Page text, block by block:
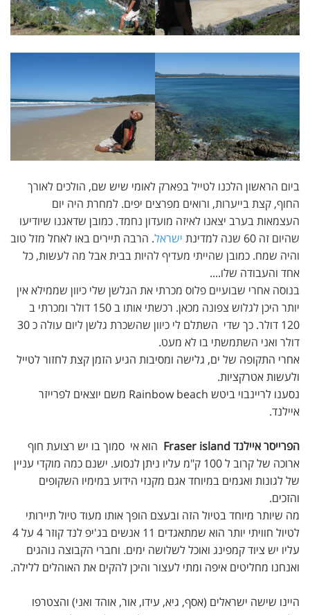
ביום הראשון הלכנו לטייל בפארק לאומי שיש שם, הולכים לאורך
החוף, קצת בייערות, ורואים מפרצים יפים. למחרת היה יום
העצמאות בערב יצאנו לאיזה מועדון נחמד. כמובן שדאגנו שיודיעו
שהיום זה 60 שנה למדינת
ישראל. הרבה תיירים באו לאחל מזל טוב
והיה שמח. כמובן שהייתי מעדיף להיות בבית אבל מה לעשות, כל
אחד והעבודה שלו....
בנוסה אחרי שבועיים פלוס מכרתי את הגלשן שלי כיוון שממילא אין
יותר היכן לגלוש צפונה מכאן. רכשתי אותו ב 150 דולר ומכרתי ב
120 דולר. כך שדי השתלם לי כיוון שהשכרת גלשן ליום עולה כ 30
דולר ואני השתמשתי בו לא מעט.
אחרי התקופה של ים, גלישה ומסיבות הגיע הזמן קצת לחזור לטייל
ולעשות אטרקציות.
נסענו לריינבוי ביטש Rainbow beach משם יוצאים לפרייזר
איילנד.
הפרייסר איילנד Fraser island
הוא אי סמוך בו יש רצועת חוף
ארוכה של קרוב ל 100 ק"מ עליו ניתן לנסוע. ישנם כמה מוקדי עניין
של לגונות ואגמים במיוחד אגם מקנזי הידוע במימיו השקופים
והזכים.
מה שיותר מיוחד בטיול הזה ובעצם הופך אותו מעוד טיול תיירותי
לטיול חוויתי יותר הוא שמתאגדים 11 אנשים בג'יפ לנד קוזר 4 על 4
עליו יש ציוד קמפינג ואוכל לשלושה ימים. וחברי הקבוצה נוהגים
ואנחנו מחליטים איפה ומתי לעצור והיכן להקים את האוהלים ללילה.
היינו שישה ישראלים (אסף, גיא, עידו, אור, אוהד ואני) והצטרפו